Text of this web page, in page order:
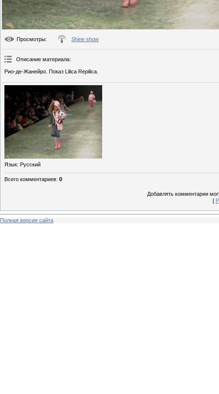
Просмотры: Shine show
Описание материала:
Рио-де-Жанейро. Показ Lilica Repilica.
Язык: Русский
Всего комментариев: 0
Добавлять комментарии
[
Полная версия сайта